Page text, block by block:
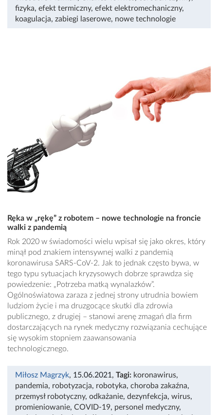
fizyka, efekt termiczny, efekt elektromechaniczny,
koagulacja, zabiegi laserowe, nowe technologie
Ręka w „rękę” z robotem – nowe technologie na froncie
walki z pandemią
Rok 2020 w świadomości wielu wpisał się jako okres, który
minął pod znakiem intensywnej walki z pandemią
koronawirusa SARS-CoV-2. Jak to jednak często bywa, w
tego typu sytuacjach kryzysowych dobrze sprawdza się
powiedzenie: „Potrzeba matką wynalazków”.
Ogólnoświatowa zaraza z jednej strony utrudnia bowiem
ludziom życie i ma druzgocące skutki dla zdrowia
publicznego, z drugiej – stanowi arenę zmagań dla firm
dostarczających na rynek medyczny rozwiązania cechujące
się wysokim stopniem zaawansowania
technologicznego.
Miłosz Magrzyk, 15.06.2021 , Tagi: koronawirus,
pandemia, robotyzacja, robotyka, choroba zakaźna,
przemysł robotyczny, odkażanie, dezynfekcja, wirus,
promieniowanie, COVID-19, personel medyczny,